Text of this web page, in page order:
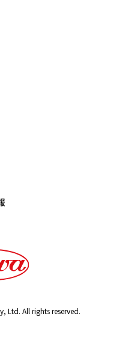
Ltd. All rights reserved.